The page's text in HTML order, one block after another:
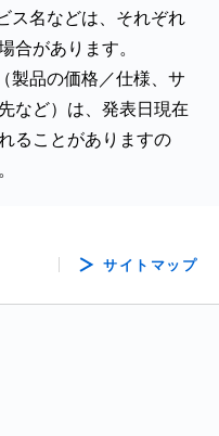
ス名などは、それぞれ
合があります。
製品の価格／仕様、サ
など）は、発表日現在
ることがありますの
サイトマップ